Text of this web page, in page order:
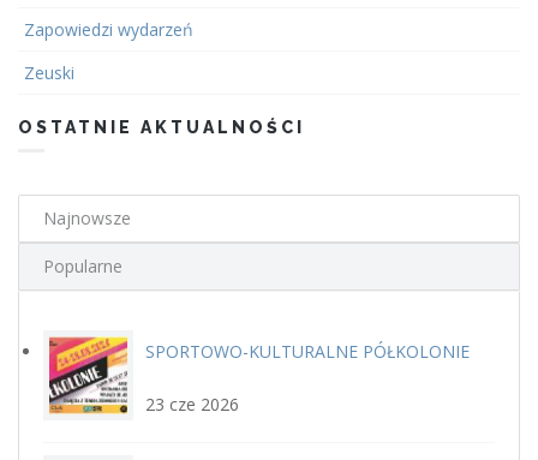
Zapowiedzi wydarzeń
Zeuski
OSTATNIE AKTUALNOŚCI
Najnowsze
Popularne
plakat.jpg
SPORTOWO-KULTURALNE PÓŁKOLONIE
LETNIE Z GOSiR w DOPIEWIE
23 cze 2026